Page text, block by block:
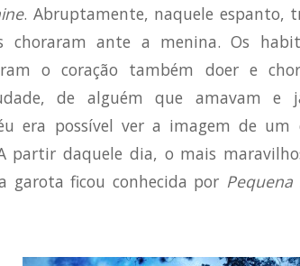
. Abruptamente, naquele espanto,
choraram ante a menina. Os
o coração também doer e
de alguém que amavam e
era possível ver a imagem de um
partir daquele dia, o mais
garota ficou conhecida por